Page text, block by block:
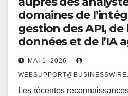
domaines de
gestion des API,
données et de l’IA
MAI 1, 2026
Les récentes